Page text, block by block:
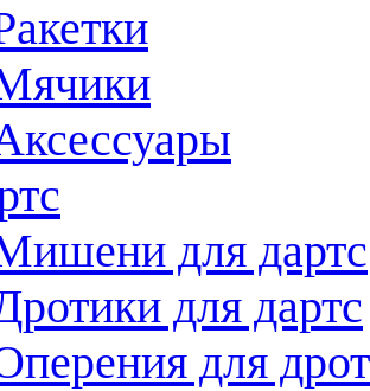
для дартс
для дартс
для